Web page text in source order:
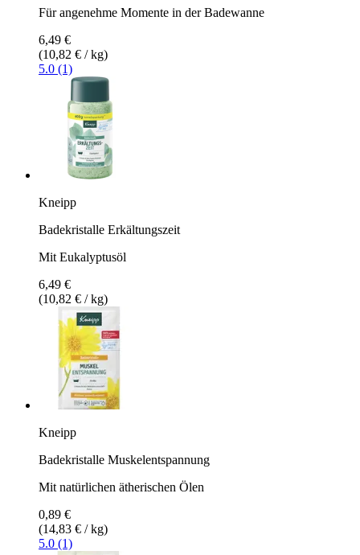
Für angenehme Momente in der Badewanne
6,49 €
(10,82 € / kg)
5.0 (1)
Kneipp
Badekristalle Erkältungszeit
Mit Eukalyptusöl
6,49 €
(10,82 € / kg)
Kneipp
Badekristalle Muskelentspannung
Mit natürlichen ätherischen Ölen
0,89 €
(14,83 € / kg)
5.0 (1)